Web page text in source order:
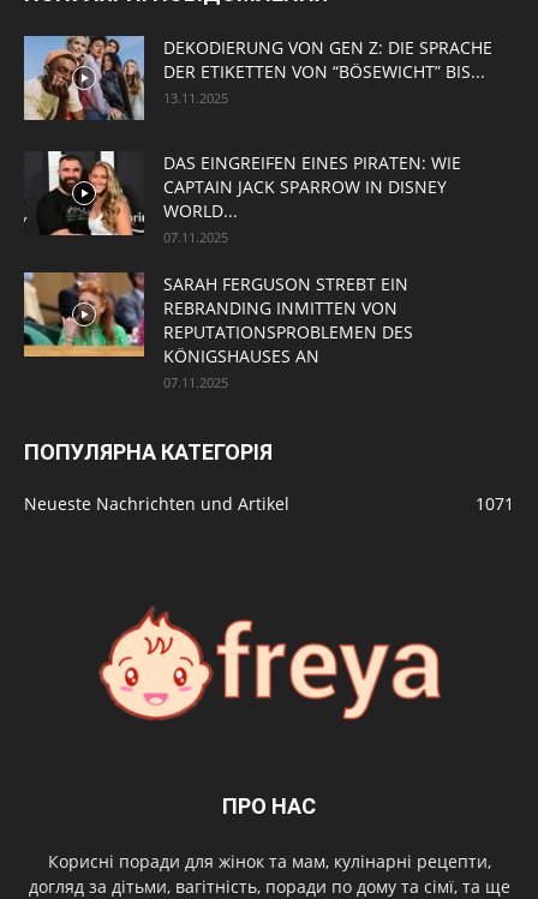
DEKODIERUNG VON GEN Z: DIE SPRACHE
DER ETIKETTEN VON “BÖSEWICHT” BIS...
13.11.2025
DAS EINGREIFEN EINES PIRATEN: WIE
CAPTAIN JACK SPARROW IN DISNEY
WORLD...
07.11.2025
SARAH FERGUSON STREBT EIN
REBRANDING INMITTEN VON
REPUTATIONSPROBLEMEN DES
KÖNIGSHAUSES AN
07.11.2025
ПОПУЛЯРНА КАТЕГОРІЯ
Neueste Nachrichten und Artikel 1071
ПРО НАС
Корисні поради для жінок та мам, кулінарні рецепти,
догляд за дітьми, вагітність, поради по дому та сімї, та ще